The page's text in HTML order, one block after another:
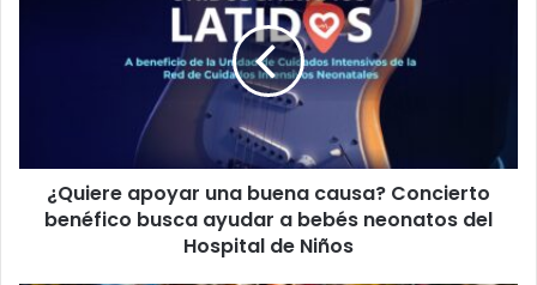
ayudar
bebés
¿Quiere apoyar una buena causa? Concierto
benéfico busca ayudar a bebés neonatos del
Hospital de Niños